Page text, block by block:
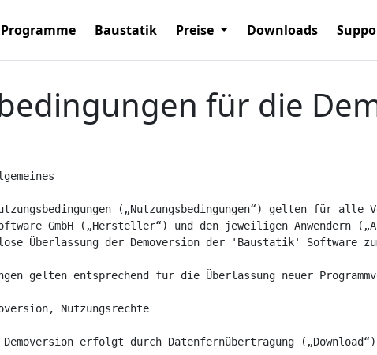
Programme Baustatik Preise Downloads
für die
(„Nutzungsbedingungen“) gelten für alle
GmbH („Hersteller“) und den jeweiligen Anwendern
Überlassung der Demoversion der 'Baustatik' Software
gelten entsprechend für die Überlassung neuer
Nutzungsrechte
erfolgt durch Datenfernübertragung